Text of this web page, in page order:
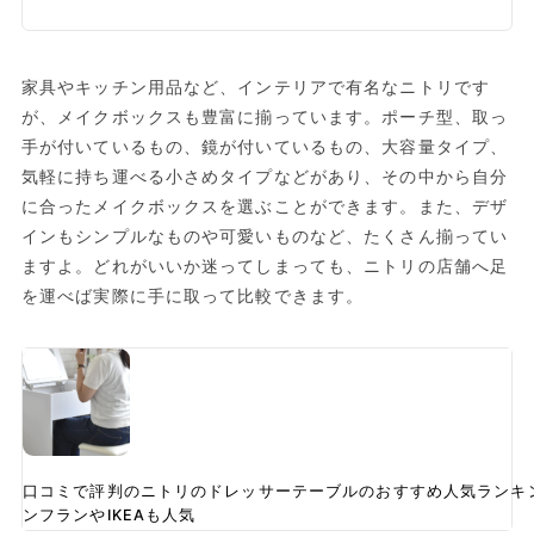
家具やキッチン用品など、インテリアで有名なニトリです
が、メイクボックスも豊富に揃っています。ポーチ型、取っ
手が付いているもの、鏡が付いているもの、大容量タイプ、
気軽に持ち運べる小さめタイプなどがあり、その中から自分
に合ったメイクボックスを選ぶことができます。また、デザ
インもシンプルなものや可愛いものなど、たくさん揃ってい
ますよ。どれがいいか迷ってしまっても、ニトリの店舗へ足
を運べば実際に手に取って比較できます。
口コミで評判のニトリのドレッサーテーブルのおすすめ人気ラ
ンフランやIKEAも人気